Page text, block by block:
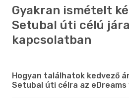
Gyakran ismételt
Setubal úti célú
kapcsolatban
Hogyan találhatok kedvező
Setubal úti célra az eDreams